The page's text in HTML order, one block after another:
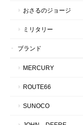
おさるのジョージ
ミリタリー
ブランド
MERCURY
ROUTE66
SUNOCO